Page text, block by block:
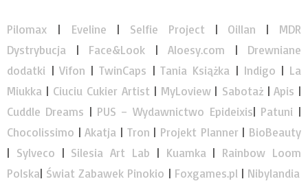
Pilomax | Eveline | Selfie Project | Oillan | MDR
Dystrybucja | Face&Look | Aloesy.com | Drewniane
dodatki |Vifon | TwinCaps |Tania Książka | Indigo | La
Miukka | Ciuciu Cukier Artist | MyLoview| Sabotaż |Apis |
Cuddle Dreams | PUS – Wydawnictwo Epideixis| Patuni |
Chocolissimo |Akatja | Tron | Projekt Planner | BioBeauty
| Sylveco | Silesia Art Lab | Kuamka | Rainbow Loom
Polska| Świat Zabawek Pinokio | Foxgames.pl | Nibylandia